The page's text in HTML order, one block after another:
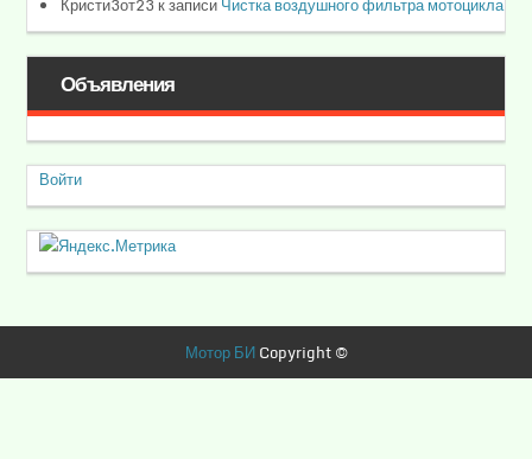
Объявления
Войти
Мотор БИCopyright ©